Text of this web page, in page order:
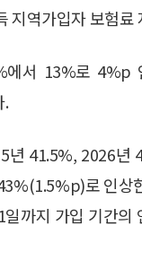
지역가입자 보험료
에서 13%로 4%p
.
년 41.5%, 2026
로 인상
까지 가입 기간